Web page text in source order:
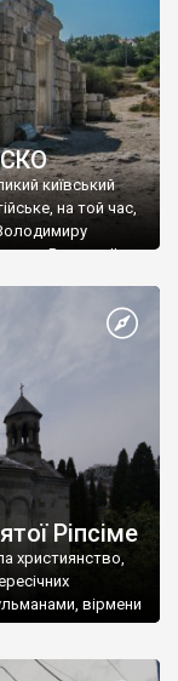
київський
на той час,
Василю ІІ, та
християнином.
Таврійського
Ріпсіме
християнство,
вірмени